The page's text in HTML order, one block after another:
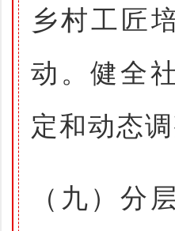
乡村工匠
动。健全
定和动态调
（九）分